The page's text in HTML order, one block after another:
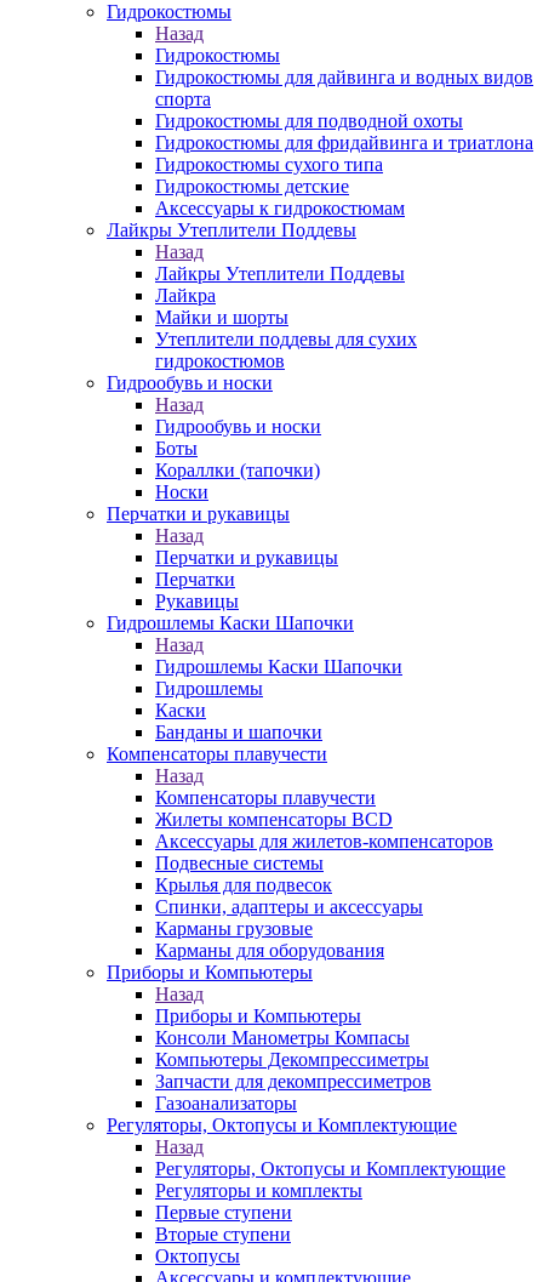
Гидрокостюмы
Назад
Гидрокостюмы
Гидрокостюмы для дайвинга и водных видов
спорта
Гидрокостюмы для подводной охоты
Гидрокостюмы для фридайвинга и триатлона
Гидрокостюмы сухого типа
Гидрокостюмы детские
Аксессуары к гидрокостюмам
Лайкры Утеплители Поддевы
Назад
Лайкры Утеплители Поддевы
Лайкра
Майки и шорты
Утеплители поддевы для сухих
гидрокостюмов
Гидрообувь и носки
Назад
Гидрообувь и носки
Боты
Кораллки (тапочки)
Носки
Перчатки и рукавицы
Назад
Перчатки и рукавицы
Перчатки
Рукавицы
Гидрошлемы Каски Шапочки
Назад
Гидрошлемы Каски Шапочки
Гидрошлемы
Каски
Банданы и шапочки
Компенсаторы плавучести
Назад
Компенсаторы плавучести
Жилеты компенсаторы BCD
Аксессуары для жилетов-компенсаторов
Подвесные системы
Крылья для подвесок
Спинки, адаптеры и аксессуары
Карманы грузовые
Карманы для оборудования
Приборы и Компьютеры
Назад
Приборы и Компьютеры
Консоли Манометры Компасы
Компьютеры Декомпрессиметры
Запчасти для декомпрессиметров
Газоанализаторы
Регуляторы, Октопусы и Комплектующие
Назад
Регуляторы, Октопусы и Комплектующие
Регуляторы и комплекты
Первые ступени
Вторые ступени
Октопусы
Аксессуары и комплектующие